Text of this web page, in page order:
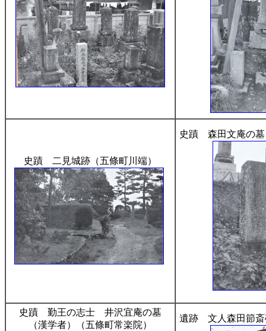
史蹟 二見城跡（五條町川端）
史蹟 森田文庵の墓
史蹟 勤王の志士 井沢宜庵の墓
（漢学者）（五條町常楽院）
遺跡 文人森田節斎